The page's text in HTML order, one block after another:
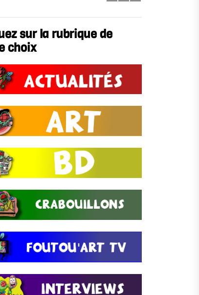
sur la rubrique de
choix